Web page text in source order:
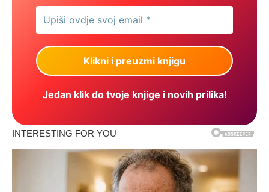
Jedan klik do tvoje knjige i novih prilika!